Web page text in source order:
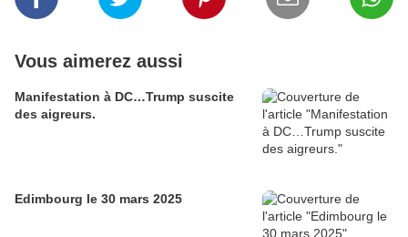
Vous aimerez aussi
Manifestation à DC…Trump suscite
des aigreurs.
Edimbourg le 30 mars 2025